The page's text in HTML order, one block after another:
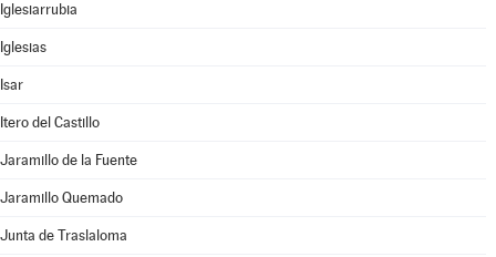
Iglesiarrubia
Iglesias
Isar
Itero del Castillo
Jaramillo de la Fuente
Jaramillo Quemado
Junta de Traslaloma